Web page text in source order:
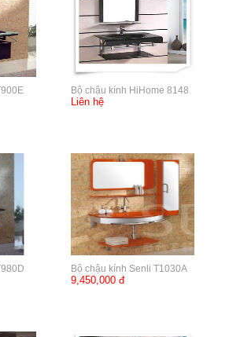
Bộ chậu kính HiHome 8148
Liên hệ
Bộ chậu kính Senli T1030A
9,450,000 đ